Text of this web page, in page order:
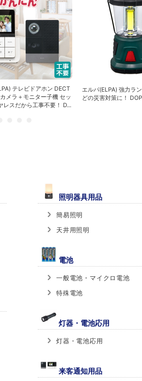
テレビドアホン DECT
メラ＋モニター子機 セッ
レスだから工事不要！ D...
エルパ(ELPA) 強力ラ
どの災害対策に！
照明器具用品
簡易照明
天井用照明
電池
一般電池・マイクロ電池
特殊電池
灯器・電池応用
灯器・電池応用
来客通知用品